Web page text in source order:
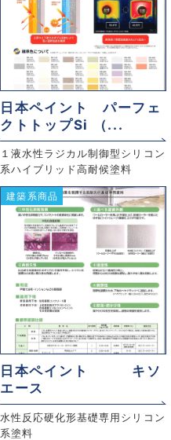
日本ペイント パーフェ
クトトップSi （...
１液水性ラジカル制御型シリコン
系ハイブリッド高耐候塗料
建築系商品
日本ペイント キソ
エース
水性反応硬化形基礎専用シリコン
系塗料